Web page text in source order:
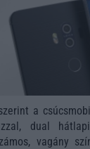
a
dual hátlapi
vagány